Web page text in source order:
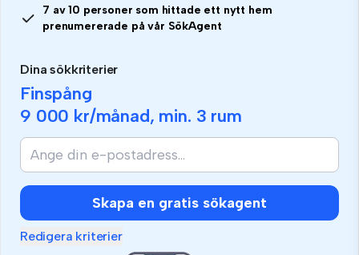
7 av 10 personer som hittade ett nytt hem
prenumererade på vår SökAgent
Dina sökkriterier
Finspång
9 000 kr/månad, min. 3 rum
Skapa en gratis sökagent
Redigera kriterier